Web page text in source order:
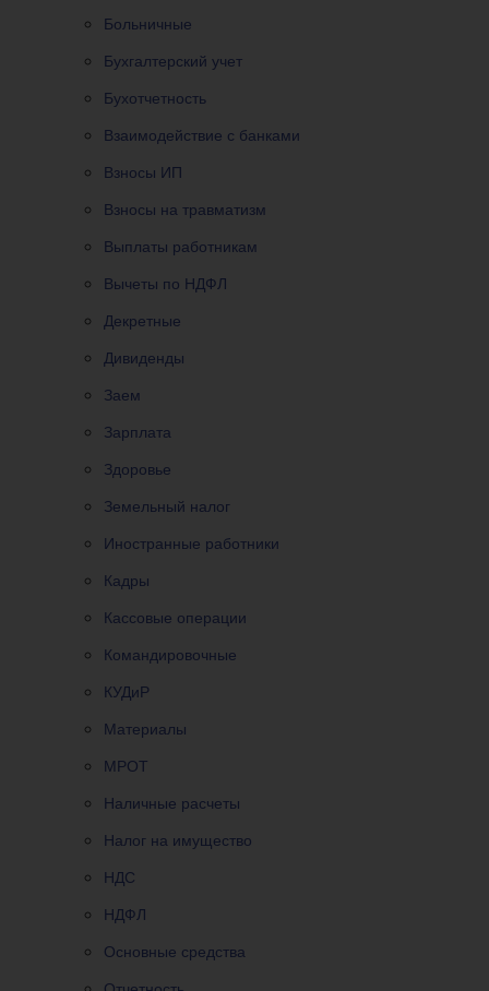
Больничные
Бухгалтерский учет
Бухотчетность
Взаимодействие с банками
Взносы ИП
Взносы на травматизм
Выплаты работникам
Вычеты по НДФЛ
Декретные
Дивиденды
Заем
Зарплата
Здоровье
Земельный налог
Иностранные работники
Кадры
Кассовые операции
Командировочные
КУДиР
Материалы
МРОТ
Наличные расчеты
Налог на имущество
НДС
НДФЛ
Основные средства